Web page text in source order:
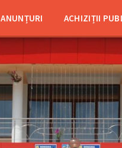
ANUNȚURI ACHIZIȚII